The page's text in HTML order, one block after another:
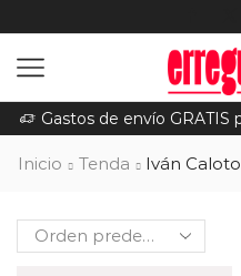
Inicio Tenda Iván Caloto